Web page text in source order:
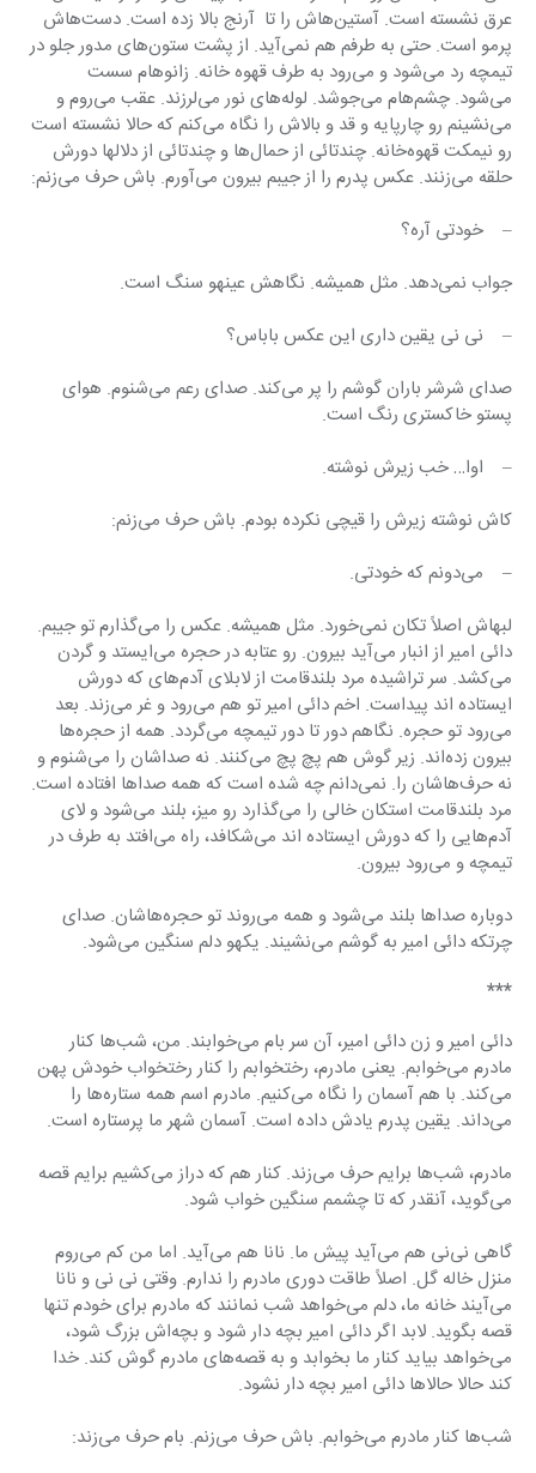
عرق نشسته است. آستین‌هاش را تا  آرنج بالا زده است. دست‌هاش
پرمو است. حتی به طرفم هم نمی‌آید. از پشت ستون‌های مدور جلو در
تیمچه رد می‌شود و می‌رود به طرف قهوه خانه. زانوهام سست
می‌شود. چشم‌هام می‌جوشد. لوله‌های نور می‌لرزند. عقب می‌روم و
می‌نشینم رو چارپایه و قد و بالاش را نگاه می‌کنم که حالا نشسته است
رو نیمکت قهوه‌خانه. چندتائی از حمال‌ها و چندتائی از دلالها دورش
حلقه می‌زنند. عکس پدرم را از جیبم بیرون می‌آورم. باش حرف می‌زنم:
–    خودتی آره؟
جواب نمی‌دهد. مثل همیشه. نگاهش عینهو سنگ است.
–    نی نی یقین داری این عکس باباس؟
صدای شرشر باران گوشم را پر می‌کند. صدای رعم می‌شنوم. هوای
پستو خاکستری رنگ است.
–    اوا… خب زیرش نوشته.
کاش نوشته زیرش را قیچی نکرده بودم. باش حرف می‌زنم:
–    می‌دونم که خودتی.
لبهاش اصلاً تکان نمی‌خورد. مثل همیشه. عکس را می‌گذارم تو جیبم.
دائی امیر از انبار می‌آید بیرون. رو عتابه در حجره می‌ایستد و گردن
می‌کشد. سر تراشیده مرد بلندقامت از لابلای آدم‌های که دورش
ایستاده اند پیداست. اخم دائی امیر تو هم می‌رود و غر می‌زند. بعد
می‌رود تو حجره. نگاهم دور تا دور تیمچه می‌گردد. همه از حجره‌ها
بیرون زده‌اند. زیر گوش هم پچ پچ می‌کنند. نه صداشان را می‌شنوم و
نه حرف‌هاشان را. نمی‌دانم چه شده است که همه صداها افتاده است.
مرد بلندقامت استکان خالی را می‌گذارد رو میز، بلند می‌شود و لای
آدم‌هایی را که دورش ایستاده اند می‌شکافد، راه می‌افتد به طرف در
تیمچه و می‌رود بیرون.
دوباره صداها بلند می‌شود و همه می‌روند تو حجره‌هاشان. صدای
چرتکه دائی امیر به گوشم می‌نشیند. یکهو دلم سنگین می‌شود.
***
دائی امیر و زن دائی امیر، آن سر بام می‌خوابند. من، شب‌ها کنار
مادرم می‌خوابم. یعنی مادرم، رختخوابم را کنار رختخواب خودش پهن
می‌کند. با هم آسمان را نگاه می‌کنیم. مادرم اسم همه ستاره‌ها را
می‌داند. یقین پدرم یادش داده است. آسمان شهر ما پرستاره است.
مادرم، شب‌ها برایم حرف می‌زند. کنار هم که دراز می‌کشیم برایم قصه
می‌گوید، آنقدر که تا چشمم سنگین خواب شود.
گاهی نی‌نی هم می‌آید پیش ما. نانا هم می‌آید. اما من کم می‌روم
منزل خاله گل. اصلاً طاقت دوری مادرم را ندارم. وقتی نی نی و نانا
می‌آیند خانه ما، دلم می‌خواهد شب نمانند که مادرم برای خودم تنها
قصه بگوید. لابد اگر دائی امیر بچه دار شود و بچه‌اش بزرگ شود،
می‌خواهد بیاید کنار ما بخوابد و به قصه‌های مادرم گوش کند. خدا
کند حالا حالاها دائی امیر بچه دار نشود.
شب‌ها کنار مادرم می‌خوابم. باش حرف می‌زنم. بام حرف می‌زند: